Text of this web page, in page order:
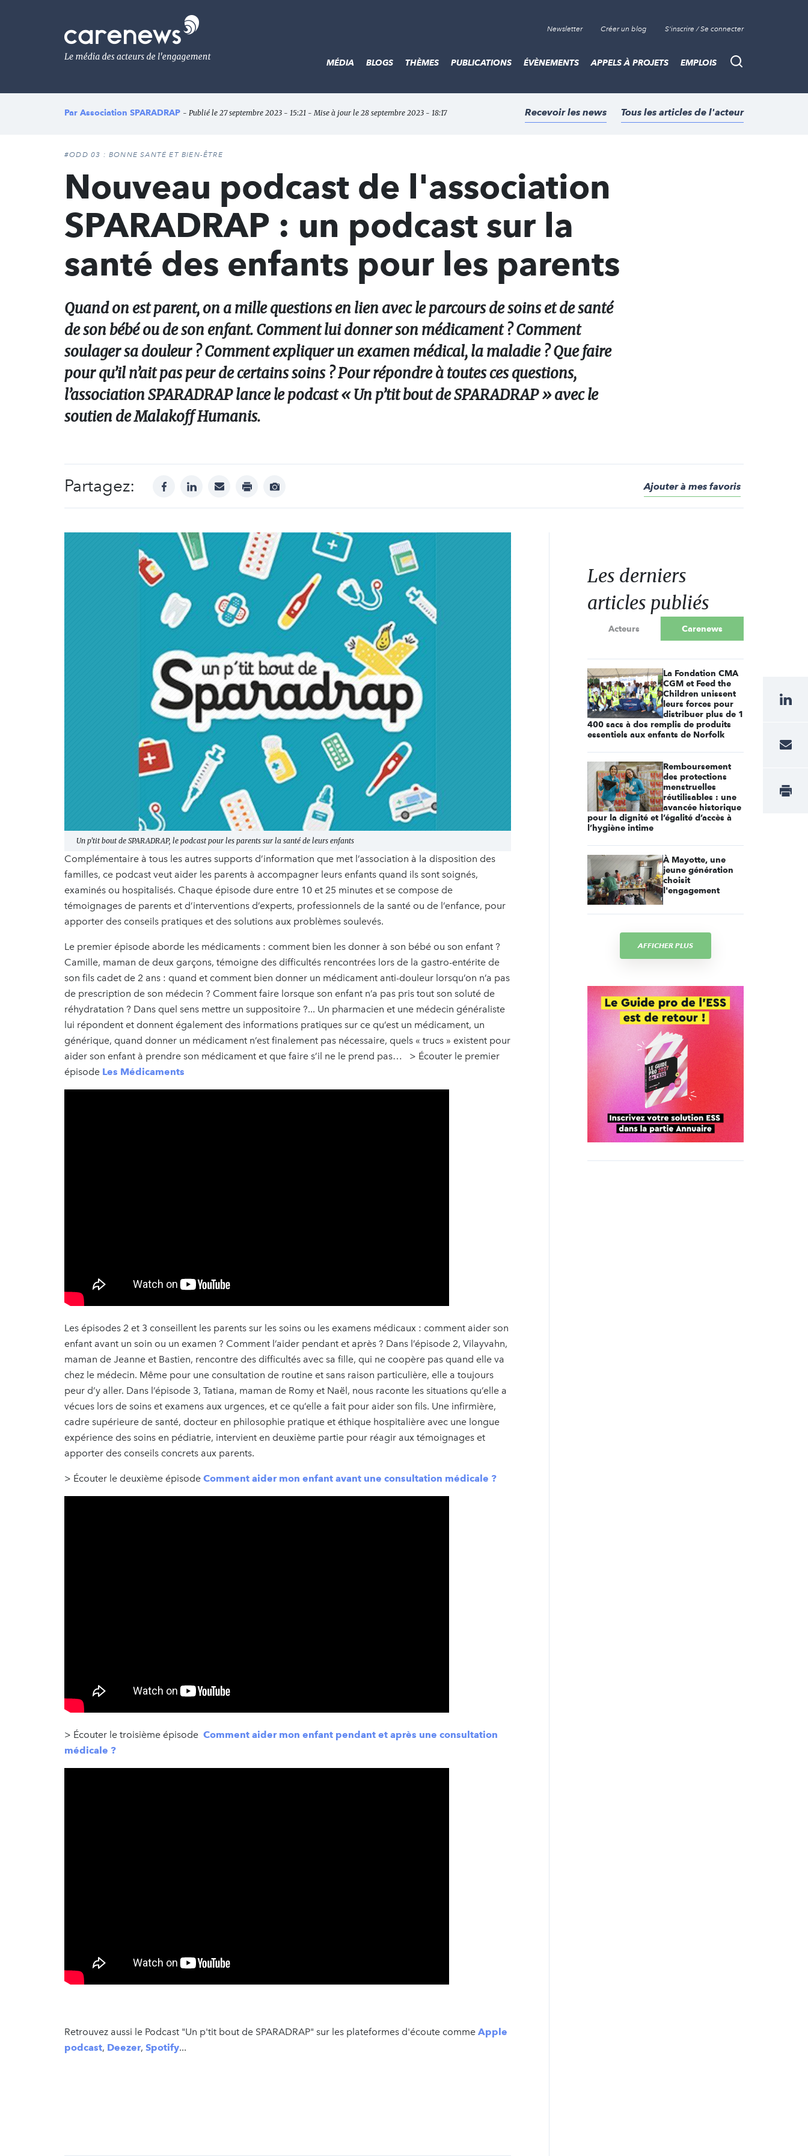
Le
média
de
l'engagement
Newsletter Créer un blog S'inscrire / Se connecter
Recherche
MÉDIA BLOGS THÈMES PUBLICATIONS ÉVÈNEMENTS APPELS À PROJETS EMPLOIS
Par Association SPARADRAP - Publié le 27 septembre 2023 - 15:21 - Mise à jour le 28 septembre 2023 - 18:17 Recevoir les news Tous les articles de l'acteur
#ODD 03 : BONNE SANTÉ ET BIEN-ÊTRE
Nouveau podcast de l'association
SPARADRAP : un podcast sur la
santé des enfants pour les parents
Quand on est parent, on a mille questions en lien avec le parcours de soins et de santé
de son bébé ou de son enfant. Comment lui donner son médicament ? Comment
soulager sa douleur ? Comment expliquer un examen médical, la maladie ? Que faire
pour qu’il n’ait pas peur de certains soins ? Pour répondre à toutes ces questions,
l’association SPARADRAP lance le podcast « Un p’tit bout de SPARADRAP » avec le
soutien de Malakoff Humanis.
Partagez: facebooklinkedinmail print
Afficher
Ajouter à mes favoris
Un p'tit bout de SPARADRAP, le podcast pour les parents sur la santé de leurs enfants
Complémentaire à tous les autres supports d’information que met l’association à la disposition des
familles, ce podcast veut aider les parents à accompagner leurs enfants quand ils sont soignés,
examinés ou hospitalisés. Chaque épisode dure entre 10 et 25 minutes et se compose de
témoignages de parents et d’interventions d’experts, professionnels de la santé ou de l’enfance, pour
apporter des conseils pratiques et des solutions aux problèmes soulevés.
Le premier épisode aborde les médicaments : comment bien les donner à son bébé ou son enfant ?
Camille, maman de deux garçons, témoigne des difficultés rencontrées lors de la gastro-entérite de
son fils cadet de 2 ans : quand et comment bien donner un médicament anti-douleur lorsqu’on n’a pas
de prescription de son médecin ? Comment faire lorsque son enfant n’a pas pris tout son soluté de
réhydratation ? Dans quel sens mettre un suppositoire ?... Un pharmacien et une médecin généraliste
lui répondent et donnent également des informations pratiques sur ce qu’est un médicament, un
générique, quand donner un médicament n’est finalement pas nécessaire, quels « trucs » existent pour
aider son enfant à prendre son médicament et que faire s’il ne le prend pas… > Écouter le premier
épisode Les Médicaments
Les épisodes 2 et 3 conseillent les parents sur les soins ou les examens médicaux : comment aider son
enfant avant un soin ou un examen ? Comment l’aider pendant et après ? Dans l’épisode 2, Vilayvahn,
maman de Jeanne et Bastien, rencontre des difficultés avec sa fille, qui ne coopère pas quand elle va
chez le médecin. Même pour une consultation de routine et sans raison particulière, elle a toujours
peur d’y aller. Dans l’épisode 3, Tatiana, maman de Romy et Naël, nous raconte les situations qu’elle a
vécues lors de soins et examens aux urgences, et ce qu’elle a fait pour aider son fils. Une infirmière,
cadre supérieure de santé, docteur en philosophie pratique et éthique hospitalière avec une longue
expérience des soins en pédiatrie, intervient en deuxième partie pour réagir aux témoignages et
apporter des conseils concrets aux parents.
> Écouter le deuxième épisode Comment aider mon enfant avant une consultation médicale ?
> Écouter le troisième épisode Comment aider mon enfant pendant et après une consultation
médicale ?
Retrouvez aussi le Podcast "Un p'tit bout de SPARADRAP" sur les plateformes d'écoute comme Apple
podcast, Deezer, Spotify...
Les derniers
articles publiés
Acteurs Carenews
La Fondation CMA
CGM et Feed the
Children unissent
leurs forces pour
distribuer plus de 1
400 sacs à dos remplis de produits
essentiels aux enfants de Norfolk
Remboursement
des protections
menstruelles
réutilisables : une
avancée historique
pour la dignité et l’égalité d’accès à
l’hygiène intime
À Mayotte, une
jeune génération
choisit
l'engagement
AFFICHER PLUS